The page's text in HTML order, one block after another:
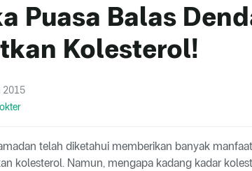
Puasa Balas
Kolesterol!
2015
telah diketahui memberikan banyak
kolesterol. Namun, mengapa kadang kadar